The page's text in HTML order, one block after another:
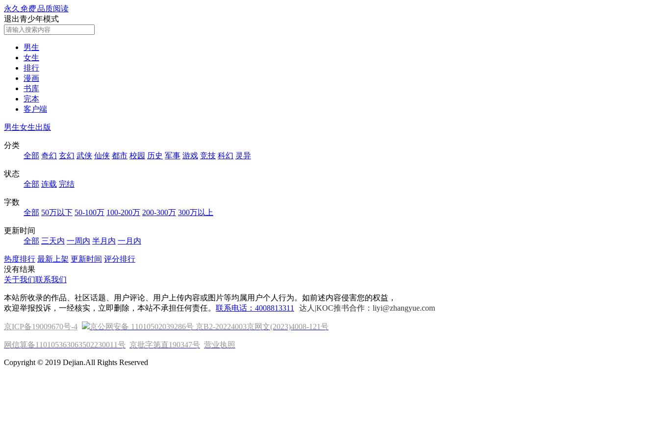
永久 免费品质阅读
退出青少年模式
男生
女生
排行
漫画
书库
完本
客户端
男生女生出版
分类
全部 奇幻 玄幻 武侠 仙侠 都市 校园 历史 军事 游戏 竞技 科幻 灵异
状态
全部 连载 完结
字数
全部 50万以下 50-100万 100-200万 200-300万 300万以上
更新时间
全部 三天内 一周内 半月内 一月内
热度排行 最新上架 更新时间 评分排行
没有结果
关于我们联系我们
本站所收录的作品、社区话题、用户评论、用户上传内容或图片等均属用户个人行为。如前述内容侵害您的权益，
欢迎举报投诉，一经核实，立即删除，本站不承担任何责任。 联系电话：4008813311 达人|KOC推书合作：liyi@zhangyue.com
京ICP备19009670号-4 京公网安备 11010502039286号 京B2-20224003京网文(2023)4008-121号
网信算备110105363063502230011号 京批字第直190347号 营业执照
Copyright © 2019 Dejian.All Rights Reserved